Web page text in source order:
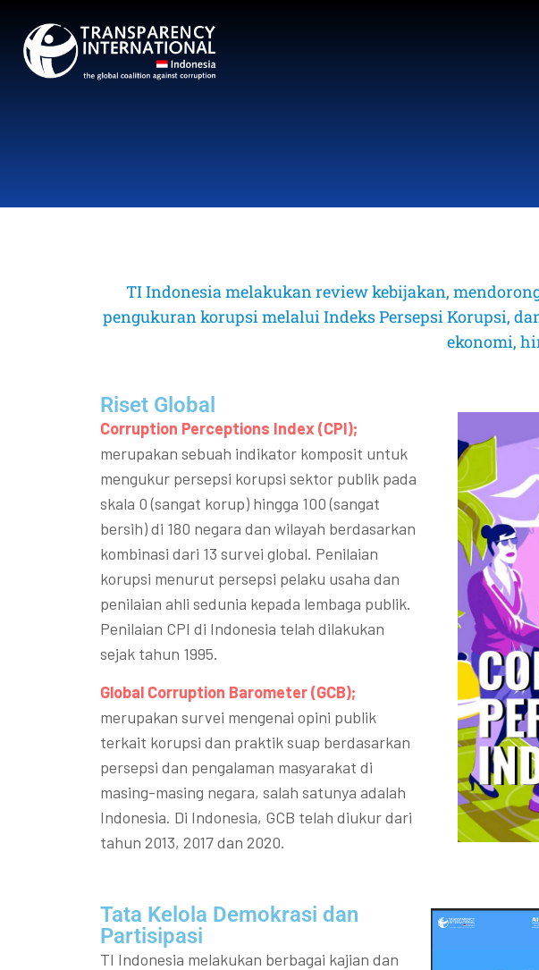
TI Indonesia melakukan review kebijakan,
pengukuran korupsi melalui Indeks Persepsi Korupsi,
ekonomi,
Riset Global​
Corruption Perceptions Index (CPI);
merupakan sebuah indikator komposit untuk
mengukur persepsi korupsi sektor publik pada
skala 0 (sangat korup) hingga 100 (sangat
bersih) di 180 negara dan wilayah berdasarkan
kombinasi dari 13 survei global. Penilaian
korupsi menurut persepsi pelaku usaha dan
penilaian ahli sedunia kepada lembaga publik.
Penilaian CPI di Indonesia telah dilakukan
sejak tahun 1995.
Global Corruption Barometer (GCB);
merupakan survei mengenai opini publik
terkait korupsi dan praktik suap berdasarkan
persepsi dan pengalaman masyarakat di
masing-masing negara, salah satunya adalah
Indonesia. Di Indonesia, GCB telah diukur dari
tahun 2013, 2017 dan 2020.
Tata Kelola Demokrasi dan
Partisipasi​
TI Indonesia melakukan berbagai kajian dan